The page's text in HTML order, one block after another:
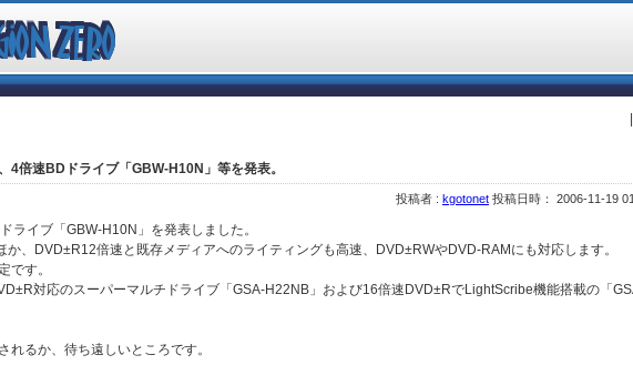
4倍速BDドライブ「GBW-H10N」等を発表。
投稿者 : kgotonet 投稿日時： 2006-11-19
ライブ「GBW-H10N」を発表しました。
か、DVD±R12倍速と既存メディアへのライティングも高速、DVD±RWやDVD-RAMにも対応します。
です。
対応のスーパーマルチドライブ「GSA-H22NB」および16倍速DVD±RでLightScribe機能搭載の「
れるか、待ち遠しいところです。